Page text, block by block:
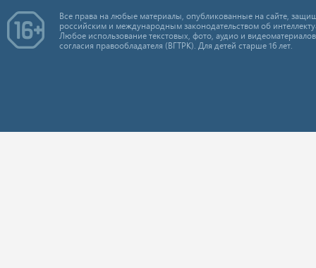
Все права на любые материалы, опубликованные на сайте,
российским и международным законодательством об
Любое использование текстовых, фото, аудио и
согласия правообладателя (ВГТРК). Для детей старше 16 лет.